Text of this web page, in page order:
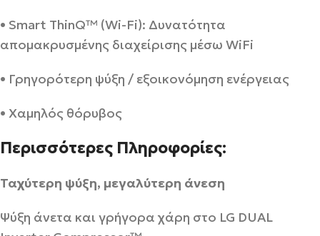
• Smart ThinQ™ (Wi-Fi): Δυνατότητα
απομακρυσμένης διαχείρισης μέσω WiFi
• Γρηγορότερη ψύξη / εξοικονόμηση ενέργειας
• Χαμηλός θόρυβος
Περισσότερες Πληροφορίες:
Ταχύτερη ψύξη, μεγαλύτερη άνεση
Ψύξη άνετα και γρήγορα χάρη στο LG DUAL